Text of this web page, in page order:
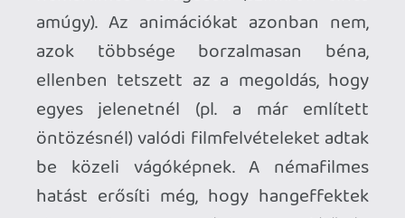
ügyesen palástolnak technikai
hiányosságokat;
a némafilmes hangulat;
a játék szimbolikája
filmes utalások;
DRM mentes;